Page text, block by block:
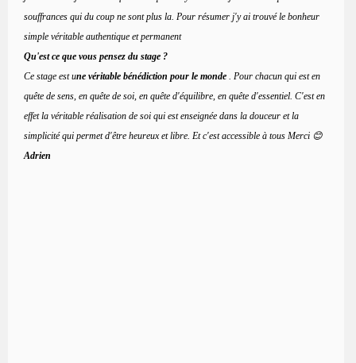
souffrances qui du coup ne sont plus la. Pour résumer j'y ai trouvé le bonheur
simple véritable authentique et permanent
Qu'est ce que vous pensez du stage ?
Ce stage est une véritable bénédiction pour le monde . Pour chacun qui est en
quête de sens, en quête de soi, en quête d'équilibre, en quête d'essentiel. C'est en
effet la véritable réalisation de soi qui est enseignée dans la douceur et la
simplicité qui permet d'être heureux et libre. Et c'est accessible à tous Merci 😊
Adrien